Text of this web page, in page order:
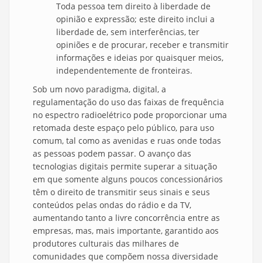
Toda pessoa tem direito à liberdade de
opinião e expressão; este direito inclui a
liberdade de, sem interferências, ter
opiniões e de procurar, receber e transmitir
informações e ideias por quaisquer meios,
independentemente de fronteiras.
Sob um novo paradigma, digital, a
regulamentação do uso das faixas de frequência
no espectro radioelétrico pode proporcionar uma
retomada deste espaço pelo público, para uso
comum, tal como as avenidas e ruas onde todas
as pessoas podem passar. O avanço das
tecnologias digitais permite superar a situação
em que somente alguns poucos concessionários
têm o direito de transmitir seus sinais e seus
conteúdos pelas ondas do rádio e da TV,
aumentando tanto a livre concorrência entre as
empresas, mas, mais importante, garantido aos
produtores culturais das milhares de
comunidades que compõem nossa diversidade